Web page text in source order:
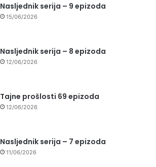
Nasljednik serija – 9 epizoda
15/06/2026
Nasljednik serija – 8 epizoda
12/06/2026
Tajne prošlosti 69 epizoda
12/06/2026
Nasljednik serija – 7 epizoda
11/06/2026